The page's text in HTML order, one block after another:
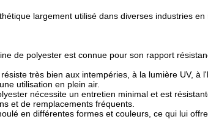
largement utilisé dans diverses industries
de polyester est connue pour son rapport
résiste très bien aux intempéries, à la lumière UV, à
utilisation en plein air.
nécessite un entretien minimal et est
et de remplacements fréquents.
en différentes formes et couleurs, ce qui lui